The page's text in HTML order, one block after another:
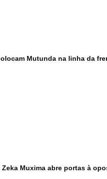
Mutunda na linha da
Muxima abre portas à